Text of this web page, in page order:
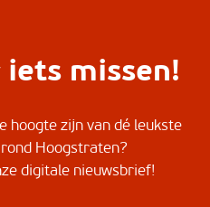
missen!
hoogte zijn van dé leukste
Hoogstraten?
digitale nieuwsbrief!